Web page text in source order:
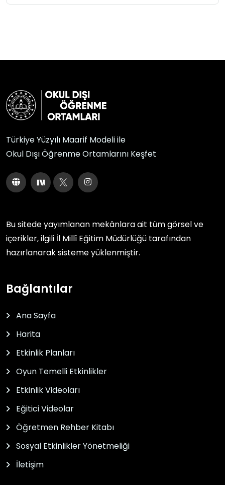
Türkiye Yüzyılı Maarif Modeli ile
Okul Dışı Öğrenme Ortamlarını Keşfet
Bu sitede yayımlanan mekânlara ait tüm görsel ve
içerikler, ilgili İl Millî Eğitim Müdürlüğü tarafından
hazırlanarak sisteme yüklenmiştir.
Bağlantılar
Ana Sayfa
Harita
Etkinlik Planları
Oyun Temelli Etkinlikler
Etkinlik Videoları
Eğitici Videolar
Öğretmen Rehber Kitabı
Sosyal Etkinlikler Yönetmeliği
İletişim